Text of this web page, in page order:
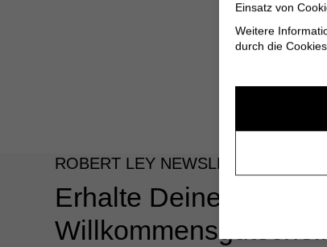
ROBERT LEY NEWSLETTER
Erhalte Deinen 10%
Einsatz von
Weitere
durch die